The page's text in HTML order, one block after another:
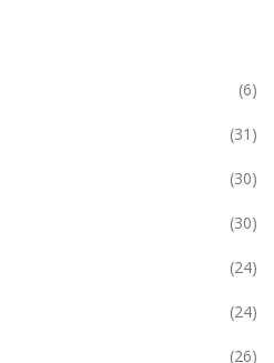
(6)
(31)
(30)
(30)
(24)
(24)
(26)